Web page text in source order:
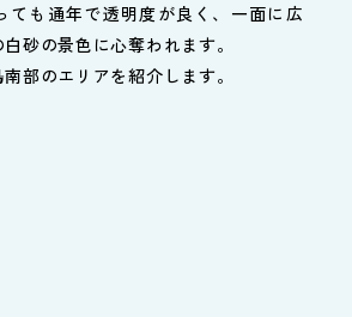
ても通年で透明度が良く、一面に広
砂の景色に心奪われます。
部のエリアを紹介します。